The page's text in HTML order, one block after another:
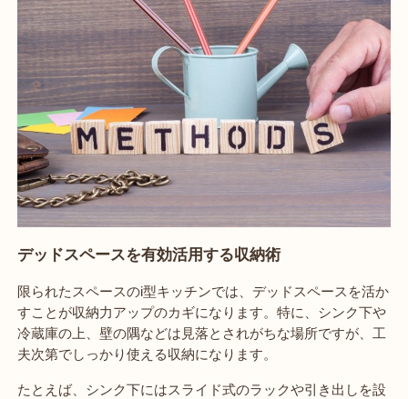
デッドスペースを有効活用する収納術
限られたスペースのi型キッチンでは、デッドスペースを活か
すことが収納力アップのカギになります。特に、シンク下や
冷蔵庫の上、壁の隅などは見落とされがちな場所ですが、工
夫次第でしっかり使える収納になります。
たとえば、シンク下にはスライド式のラックや引き出しを設